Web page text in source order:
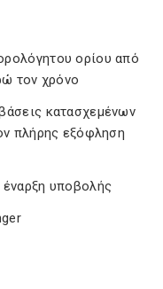
ορίου από
τον χρόνο
κατασχεμένων
πλήρης εξόφληση
υποβολής